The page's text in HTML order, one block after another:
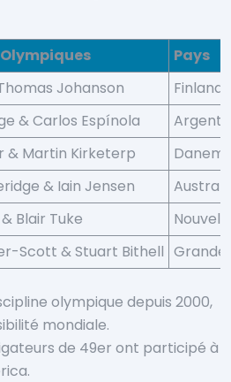
Pays
Johanson
Finlande
& Carlos Espínola
& Martin Kirketerp
& Iain Jensen
Blair Tuke
Scott & Stuart Bithell
olympique depuis 2000,
mondiale.
de 49er ont participé à